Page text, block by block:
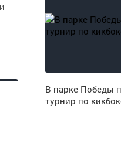
В парке Победы
турнир по